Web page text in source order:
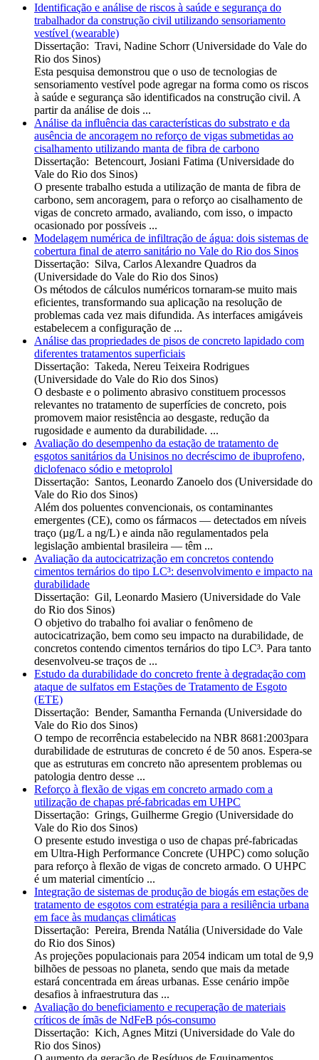
Identificação e análise de riscos à saúde e segurança do
trabalhador da construção civil utilizando sensoriamento
vestível (wearable)
Dissertação: Travi, Nadine Schorr (Universidade do Vale do
Rio dos Sinos)
Esta pesquisa demonstrou que o uso de tecnologias de
sensoriamento vestível pode agregar na forma como os riscos
à saúde e segurança são identificados na construção civil. A
partir da análise de dois ...
Análise da influência das características do substrato e da
ausência de ancoragem no reforço de vigas submetidas ao
cisalhamento utilizando manta de fibra de carbono
Dissertação: Betencourt, Josiani Fatima (Universidade do
Vale do Rio dos Sinos)
O presente trabalho estuda a utilização de manta de fibra de
carbono, sem ancoragem, para o reforço ao cisalhamento de
vigas de concreto armado, avaliando, com isso, o impacto
ocasionado por possíveis ...
Modelagem numérica de infiltração de água: dois sistemas de
cobertura final de aterro sanitário no Vale do Rio dos Sinos
Dissertação: Silva, Carlos Alexandre Quadros da
(Universidade do Vale do Rio dos Sinos)
Os métodos de cálculos numéricos tornaram-se muito mais
eficientes, transformando sua aplicação na resolução de
problemas cada vez mais difundida. As interfaces amigáveis
estabelecem a configuração de ...
Análise das propriedades de pisos de concreto lapidado com
diferentes tratamentos superficiais
Dissertação: Takeda, Nereu Teixeira Rodrigues
(Universidade do Vale do Rio dos Sinos)
O desbaste e o polimento abrasivo constituem processos
relevantes no tratamento de superfícies de concreto, pois
promovem maior resistência ao desgaste, redução da
rugosidade e aumento da durabilidade. ...
Avaliação do desempenho da estação de tratamento de
esgotos sanitários da Unisinos no decréscimo de ibuprofeno,
diclofenaco sódio e metoprolol
Dissertação: Santos, Leonardo Zanoelo dos (Universidade do
Vale do Rio dos Sinos)
Além dos poluentes convencionais, os contaminantes
emergentes (CE), como os fármacos — detectados em níveis
traço (µg/L a ng/L) e ainda não regulamentados pela
legislação ambiental brasileira — têm ...
Avaliação da autocicatrização em concretos contendo
cimentos ternários do tipo LC³: desenvolvimento e impacto na
durabilidade
Dissertação: Gil, Leonardo Masiero (Universidade do Vale
do Rio dos Sinos)
O objetivo do trabalho foi avaliar o fenômeno de
autocicatrização, bem como seu impacto na durabilidade, de
concretos contendo cimentos ternários do tipo LC³. Para tanto
desenvolveu-se traços de ...
Estudo da durabilidade do concreto frente à degradação com
ataque de sulfatos em Estações de Tratamento de Esgoto
(ETE)
Dissertação: Bender, Samantha Fernanda (Universidade do
Vale do Rio dos Sinos)
O tempo de recorrência estabelecido na NBR 8681:2003para
durabilidade de estruturas de concreto é de 50 anos. Espera-se
que as estruturas em concreto não apresentem problemas ou
patologia dentro desse ...
Reforço à flexão de vigas em concreto armado com a
utilização de chapas pré-fabricadas em UHPC
Dissertação: Grings, Guilherme Gregio (Universidade do
Vale do Rio dos Sinos)
O presente estudo investiga o uso de chapas pré-fabricadas
em Ultra-High Performance Concrete (UHPC) como solução
para reforço à flexão de vigas de concreto armado. O UHPC
é um material cimentício ...
Integração de sistemas de produção de biogás em estações de
tratamento de esgotos com estratégia para a resiliência urbana
em face às mudanças climáticas
Dissertação: Pereira, Brenda Natália (Universidade do Vale
do Rio dos Sinos)
As projeções populacionais para 2054 indicam um total de 9,9
bilhões de pessoas no planeta, sendo que mais da metade
estará concentrada em áreas urbanas. Esse cenário impõe
desafios à infraestrutura das ...
Avaliação do beneficiamento e recuperação de materiais
críticos de ímãs de NdFeB pós-consumo
Dissertação: Kich, Agnes Mitzi (Universidade do Vale do
Rio dos Sinos)